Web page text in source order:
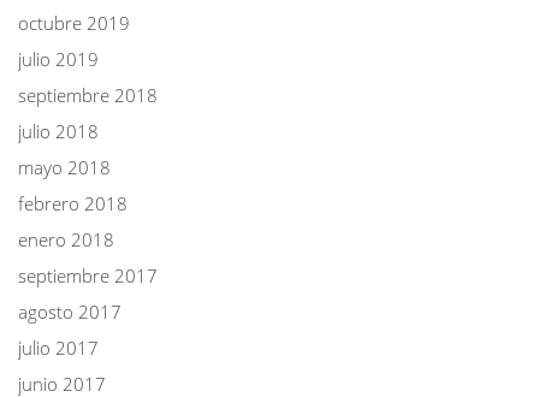
octubre 2019
julio 2019
septiembre 2018
julio 2018
mayo 2018
febrero 2018
enero 2018
septiembre 2017
agosto 2017
julio 2017
junio 2017